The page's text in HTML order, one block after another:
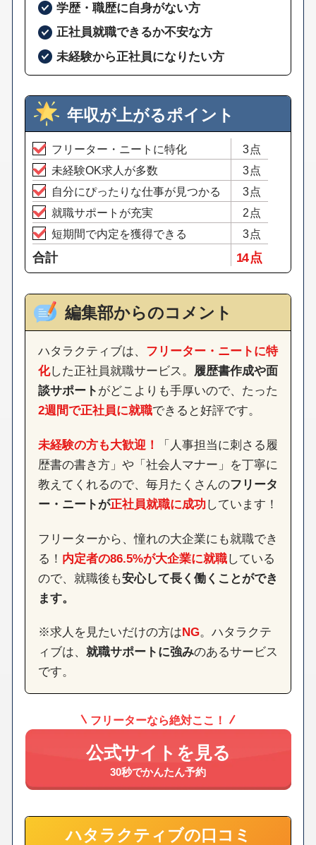
学歴・職歴に自身がない方
正社員就職できるか不安な方
未経験から正社員になりたい方
年収が上がるポイント
フリーター・ニートに特化
3点
未経験OK求人が多数
3点
自分にぴったりな仕事が見つかる
3点
就職サポートが充実
2点
短期間で内定を獲得できる
3点
合計 14 点
編集部からのコメント
ハタラクティブは、 フリーター・ニートに特
化した正社員就職サービス。 履歴書作成や面
談サポート がどこよりも手厚いので、たった
2週間で正社員に就職できると好評です。
未経験の方も大歓迎！
「人事担当に刺さる履
歴書の書き方」や「社会人マナー」を丁寧に
教えてくれるので、毎月たくさんのフリータ
ー・ニートが正社員就職に成功しています！
フリーターから、憧れの大企業にも就職でき
る！ 内定者の86.5%が大企業に就職している
ので、就職後も安心して長く働くことができ
ます。
※求人を見たいだけの方はNG。ハタラクテ
ィブは、 就職サポートに強みのあるサービス
です。
フリーターなら絶対ここ！
公式サイトを見る
30秒でかんたん予約
ハタラクティブの口コミ